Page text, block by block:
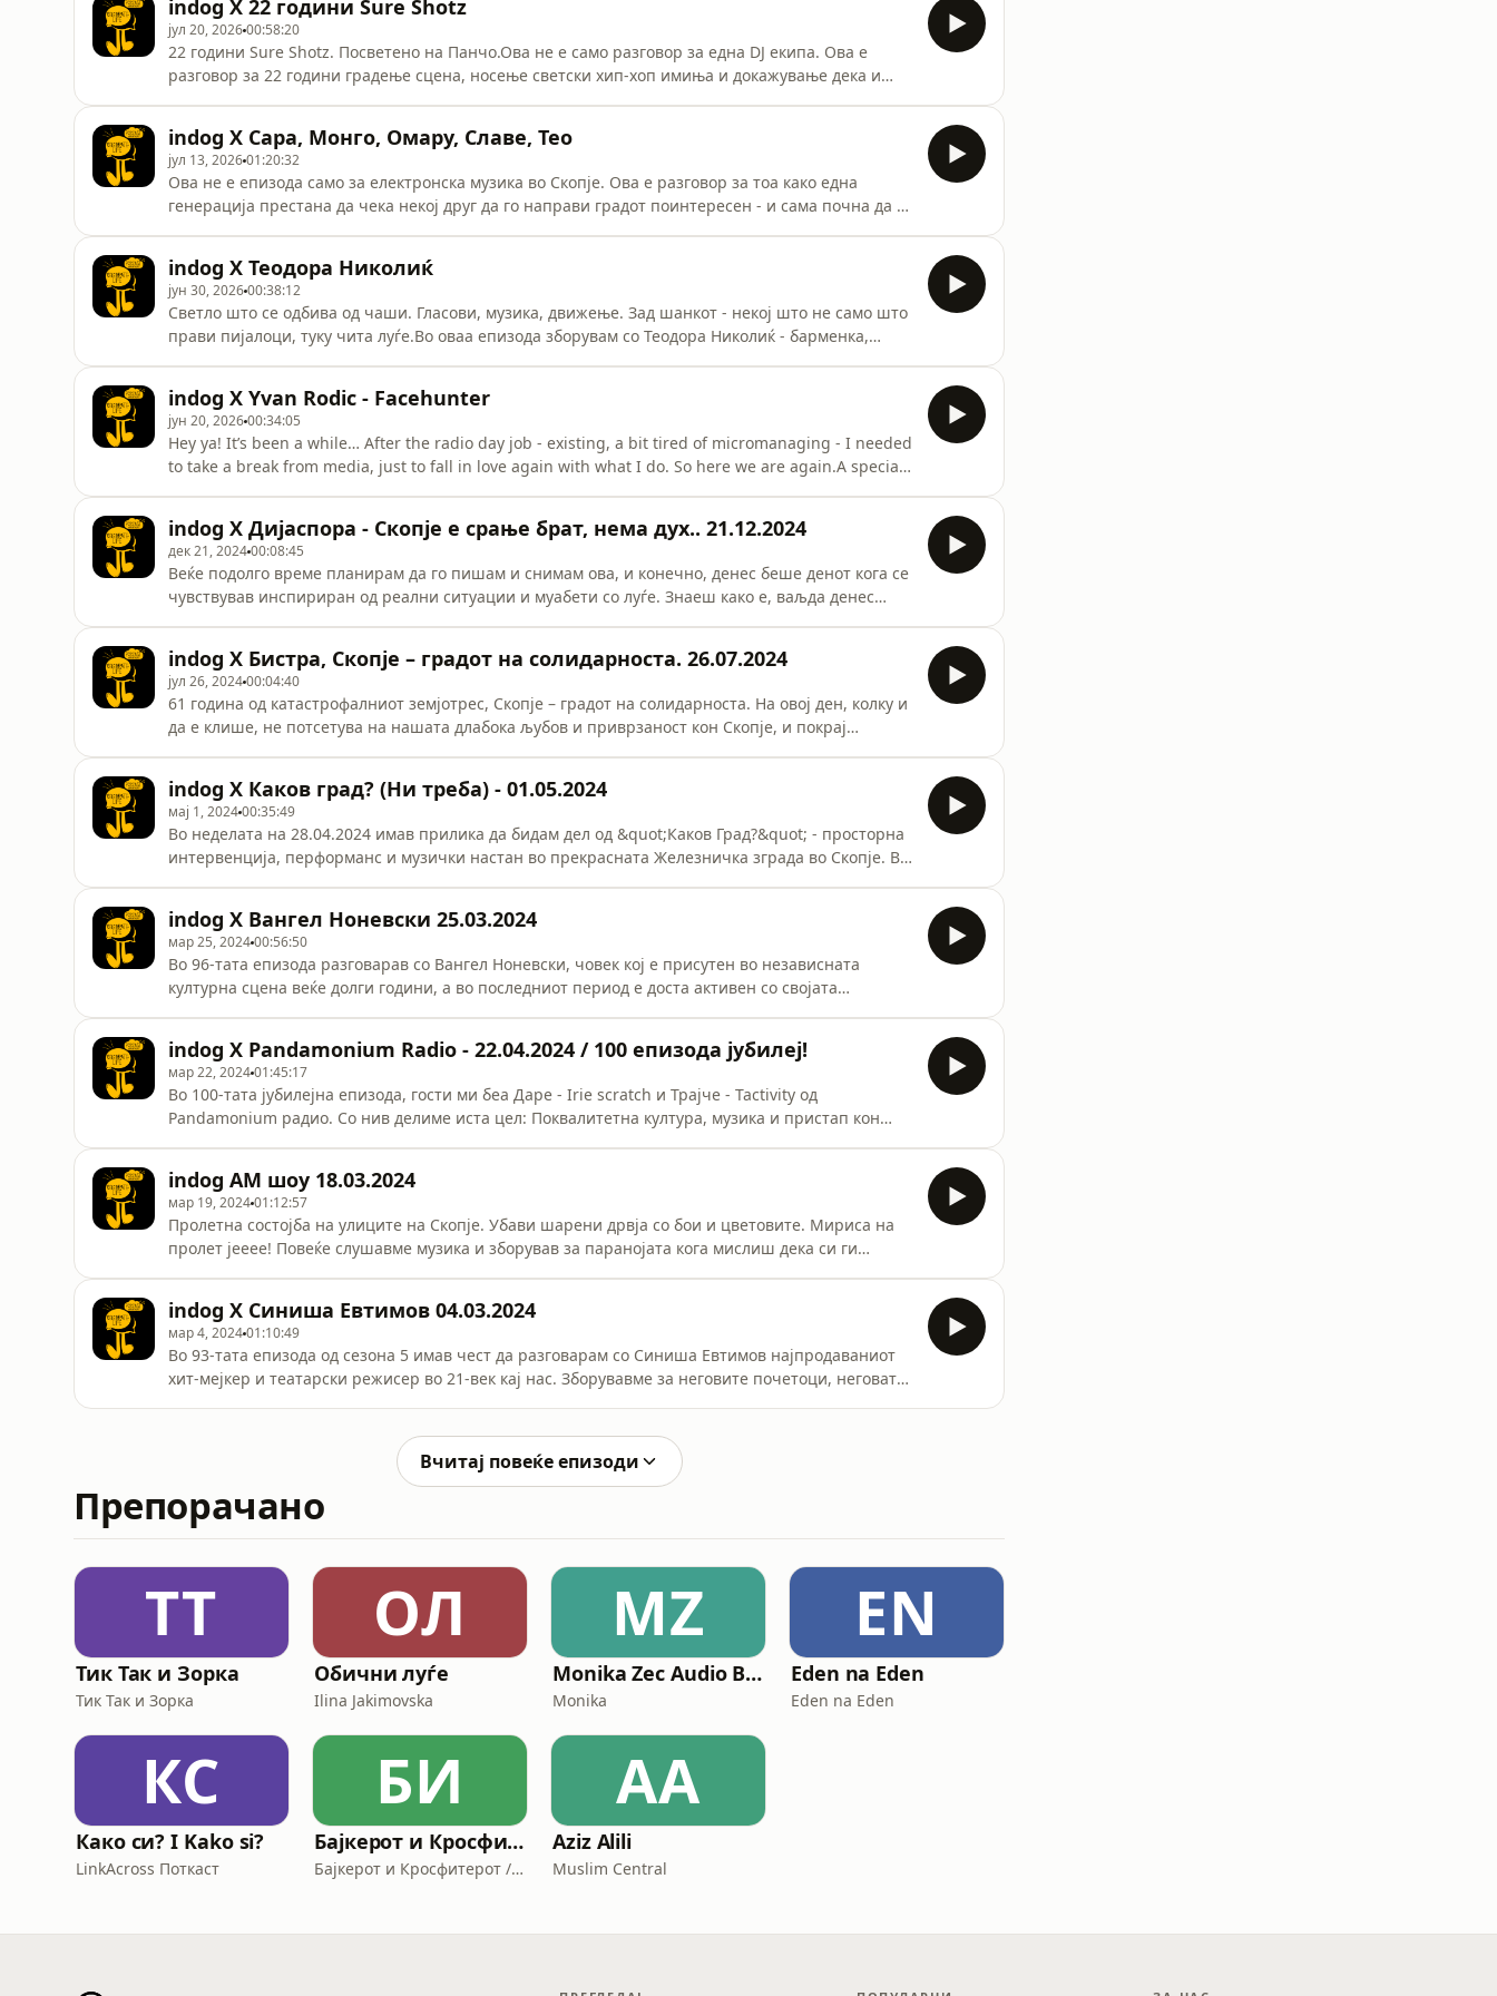
мелодијата, текстот или едноставно искреноста со
indog X 22 години Sure Shotz
јул 20, 202600:58:20
22 години Sure Shotz. Посветено на Панчо.Ова не е само разговор за една DJ екипа. Ова е
разговор за 22 години градење сцена, носење светски хип-хоп имиња и докажување дека и
со љубов, остава трага.Оваа епизода му ја посвет
indog X Сара, Монго, Омару, Славе, Тео
јул 13, 202601:20:32
Ова не е епизода само за електронска музика во Скопје. Ова е разговор за тоа како една
генерација престана да чека некој друг да го направи градот поинтересен - и сама почна да го
нова генерација и публика во Скопје.Зб
indog Х Теодора Николиќ
јун 30, 202600:38:12
Светло што се одбива од чаши. Гласови, музика, движење. Зад шанкот - некој што не само што
прави пијалоци, туку чита луѓе.Во оваа епизода зборувам со Теодора Николиќ - барменка,
„машка”. Нејзиниот одговор покажа дека таа едноставно
indog X Yvan Rodic - Facehunter
јун 20, 202600:34:05
Hey ya! It’s been a while… After the radio day job - existing, a bit tired of micromanaging - I needed
to take a break from media, just to fall in love again with what I do. So here we are again.A special
indog X Дијаспора - Скопје е срање брат, нема дух.. 21.12.2024
дек 21, 202400:08:45
Веќе подолго време планирам да го пишам и снимам ова, и конечно, денес беше денот кога се
чувствував инспириран од реални ситуации и муабети со луѓе. Знаеш како е, ваљда денес
you get it? Како што го почитувам твоето, така почит
indog X Бистра, Скопје – градот на солидарноста. 26.07.2024
јул 26, 202400:04:40
61 година од катастрофалниот земјотрес, Скопје – градот на солидарноста. На овој ден, колку и
да е клише, не потсетува на нашата длабока љубов и приврзаност кон Скопје, и покрај
кого како и тоа е ОК! Седам на улица, разго
indog X Каков град? (Ни треба) - 01.05.2024
мај 1, 202400:35:49
Во неделата на 28.04.2024 имав прилика да бидам дел од &quot;Каков Град?&quot; - просторна
интервенција, перформанс и музички настан во прекрасната Железничка зграда во Скопје. Во
имаше уште многу повеќе, фокусирајќи се на прашања
indog X Вангел Ноневски 25.03.2024
мар 25, 202400:56:50
Во 96-тата епизода разговарав со Вангел Ноневски, човек кој е присутен во независната
културна сцена веќе долги години, а во последниот период е доста активен со својата
истакнувајќи колку фантастично звучат сите тие нови сост
indog X Pandamonium Radio - 22.04.2024 / 100 епизода јубилеј!
мар 22, 202401:45:17
Во 100-тата јубилејна епизода, гости ми беа Даре - Irie scratch и Трајче - Tactivity од
Pandamonium радио. Со нив делиме иста цел: Поквалитетна култура, музика и пристап кон
дружбата, новата музика, UK новата сцена, како и н
indog АМ шоу 18.03.2024
мар 19, 202401:12:57
Пролетна состојба на улиците на Скопје. Убави шарени дрвја со бои и цветовите. Мириса на
пролет јееее! Повеќе слушавме музика и зборував за паранојата кога мислиш дека си ги
време на концерти со up to date бендови и арт
indog X Синиша Евтимов 04.03.2024
мар 4, 202401:10:49
Во 93-тата епизода од сезона 5 имав чест да разговарам со Синиша Евтимов најпродаваниот
хит-мејкер и театарски режисер во 21-век кај нас. Зборувавме за неговите почетоци, неговата
златната ера на clubbing-от во Скопје, С
Вчитај повеќе епизоди
Препорачано
ТТ
Тик Так и Зорка
Тик Так и Зорка
ОЛ
Обични луѓе
Ilina Jakimovska
MZ
Monika Zec Audio Blog
Monika
EN
Eden na Eden
Eden na Eden
КС
Како си? I Kako si?
LinkAcross Поткаст
БИ
Бајкерот и Кросфитерот / Bajkerot i Krosfiterot
Бајкерот и Кросфитерот / Bajkerot i Krosfiterot
AA
Aziz Alili
Muslim Central